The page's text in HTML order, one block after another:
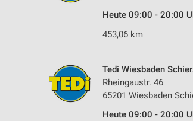
Heute 09:00 - 20:00
453,06 km
Tedi Wiesbaden
Rheingaustr. 46
65201 Wiesbaden
Heute 09:00 - 20:00